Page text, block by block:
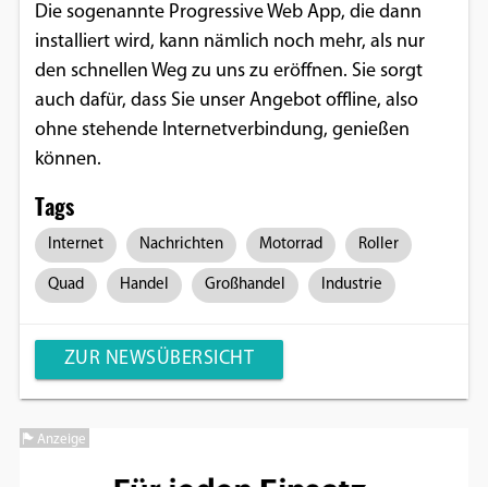
Die sogenannte Progressive Web App, die dann
installiert wird, kann nämlich noch mehr, als nur
den schnellen Weg zu uns zu eröffnen. Sie sorgt
auch dafür, dass Sie unser Angebot offline, also
ohne stehende Internetverbindung, genießen
können.
Tags
Internet Nachrichten Motorrad Roller
Quad Handel Großhandel Industrie
ZUR NEWSÜBERSICHT
Anzeige